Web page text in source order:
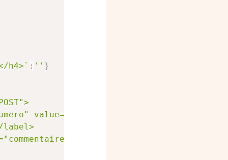
h4> ` : '' }
value="
label>